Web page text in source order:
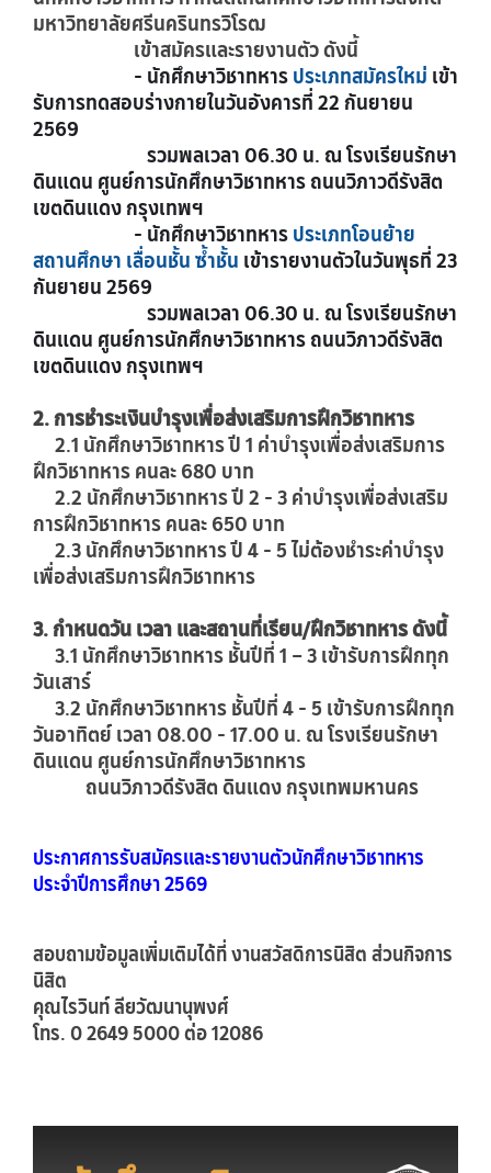
มหาวิทยาลัยศรีนครินทรวิโรฒ
เข้าสมัครและรายงานตัว ดังนี้
- นักศึกษาวิชาทหารประเภทสมัครใหม่ เข้า
รับการทดสอบร่างกายในวันอังคารที่ 22 กันยายน
2569
รวมพลเวลา 06.30 น. ณ โรงเรียนรักษา
ดินแดน ศูนย์การนักศึกษาวิชาทหาร ถนนวิภาวดีรังสิต
เขตดินแดง กรุงเทพฯ
- นักศึกษาวิชาทหารประเภทโอนย้าย
สถานศึกษา เลื่อนชั้น ซ้ำชั้น เข้ารายงานตัวในวันพุธที่ 23
กันยายน 2569
รวมพลเวลา 06.30 น. ณ โรงเรียนรักษา
ดินแดน ศูนย์การนักศึกษาวิชาทหาร ถนนวิภาวดีรังสิต
เขตดินแดง กรุงเทพฯ
2. การชำระเงินบำรุงเพื่อส่งเสริมการฝึกวิชาทหาร
2.1 นักศึกษาวิชาทหาร ปี 1 ค่าบำรุงเพื่อส่งเสริมการ
ฝึกวิชาทหาร คนละ 680 บาท
2.2 นักศึกษาวิชาทหาร ปี 2 - 3 ค่าบำรุงเพื่อส่งเสริม
การฝึกวิชาทหาร คนละ 650 บาท
2.3 นักศึกษาวิชาทหาร ปี 4 - 5 ไม่ต้องชำระค่าบำรุง
เพื่อส่งเสริมการฝึกวิชาทหาร
3. กำหนดวัน เวลา และสถานที่เรียน/ฝึกวิชาทหาร ดังนี้
3.1 นักศึกษาวิชาทหาร ชั้นปีที่ 1 – 3 เข้ารับการฝึกทุก
วันเสาร์
3.2 นักศึกษาวิชาทหาร ชั้นปีที่ 4 - 5 เข้ารับการฝึกทุก
วันอาทิตย์ เวลา 08.00 - 17.00 น. ณ โรงเรียนรักษา
ดินแดน ศูนย์การนักศึกษาวิชาทหาร
ถนนวิภาวดีรังสิต ดินแดง กรุงเทพมหานคร
ประกาศการรับสมัครและรายงานตัวนักศึกษาวิชาทหาร
ประจำปีการศึกษา 2569
สอบถามข้อมูลเพิ่มเติมได้ที่ งานสวัสดิการนิสิต ส่วนกิจการ
นิสิต
คุณไรวินท์ ลียวัฒนานุพงศ์
โทร. 0 2649 5000 ต่อ 12086